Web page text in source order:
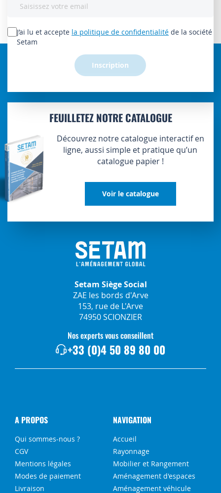
lettre
d’information
J’ai lu et accepte la politique de confidentialité de la société
Setam
Inscription
FEUILLETEZ NOTRE CATALOGUE
Découvrez notre catalogue interactif en
ligne, aussi simple et pratique qu’un
catalogue papier !
Voir le catalogue
Setam Siège Social
ZAE les bords d'Arve
153, rue de L'Arve
74950 SCIONZIER
Nos experts vous conseillent
+33 (0)4 50 89 80 00
A PROPOS
Qui sommes-nous ?
CGV
Mentions légales
Modes de paiement
Livraison
NAVIGATION
Accueil
Rayonnage
Mobilier et Rangement
Aménagement d'espaces
Aménagement véhicule